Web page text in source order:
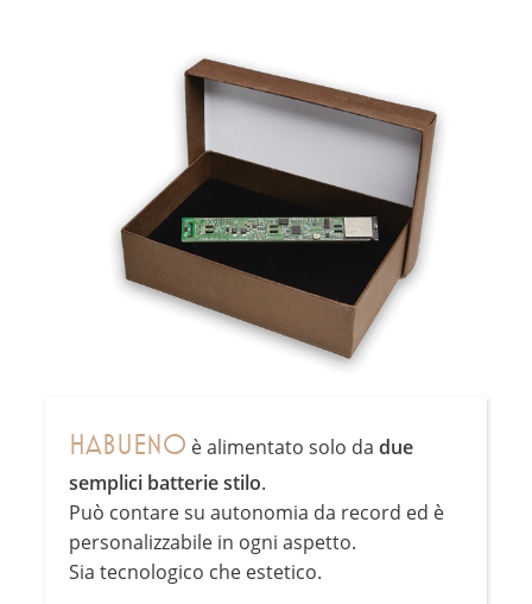
HABUENO è alimentato solo da due
semplici batterie stilo.
Può contare su autonomia da record ed è
personalizzabile in ogni aspetto.
Sia tecnologico che estetico.